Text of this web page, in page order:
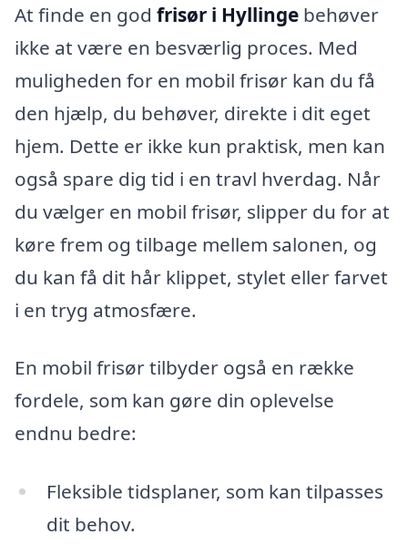
At finde en god frisør i Hyllinge behøver
ikke at være en besværlig proces. Med
muligheden for en mobil frisør kan du få
den hjælp, du behøver, direkte i dit eget
hjem. Dette er ikke kun praktisk, men kan
også spare dig tid i en travl hverdag. Når
du vælger en mobil frisør, slipper du for at
køre frem og tilbage mellem salonen, og
du kan få dit hår klippet, stylet eller farvet
i en tryg atmosfære.
En mobil frisør tilbyder også en række
fordele, som kan gøre din oplevelse
endnu bedre:
Fleksible tidsplaner, som kan tilpasses
dit behov.